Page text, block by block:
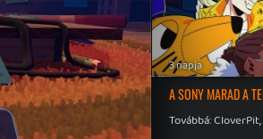
3 napja
A SONY MARAD A
Továbbá: